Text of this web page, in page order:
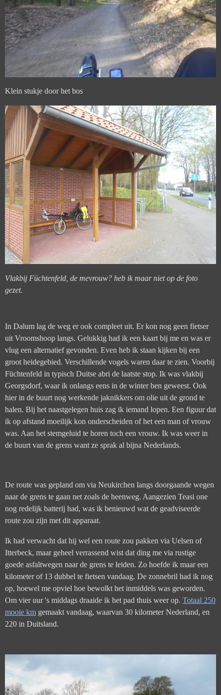
Klein stukje door het bos
Vlakbij Füchtenfeld, de mevrouw? heb ik maar niet op de foto
gezet.
In Dalum lag de weg er ook compleet uit. Er kon nog geen fietser
uit Vroomshoop langs. Gelukkig had ik een kaart bij me en was er
vlug een alternatief gevonden. Even heb ik staan kijken bij een
groot heidegebied. Verschillende vogels waren daar te zien. Voorbij
Füchtenfeld in typisch Duitse abri de laatste stop. Ik was vlakbij
Georgsdorf, waar ik onlangs eens in de winter ben geweest. Ook
hier in de buurt nog werkende jaknikkers om olie uit de grond te
halen. Bij het naastgelegen huis zag ik iemand lopen. Een figuur dat
ik op afstand moeilijk kon onderscheiden of het een man of vrouw
was. Aan het stemgeluid te horen toch een vrouw. Ik was weer in
de buurt van de grens want ze sprak al bijna Nederlands.
De route was gepland om via Neukirchen langs doorgaande wegen
naar de grens te gaan net zoals de heenweg. Aangezien Teasi one
nog redelijk batterij had, was ik benieuwd wat de geadviseerde
route zou zijn met dit apparaat.
Ik had verwacht dat hij wel een route zou pakken via Uelsen of
Itterbeck, maar geheel verrassend wist dat ding me via rustige
goede asfaltwegen naar de grens te leiden. Zo hoefde ik maar een
kilometer of 13 dubbel te fietsen vandaag. De zonnebril had ik nog
op, hoewel me opviel hoe bewolkt het inmiddels was geworden.
Om vier uur 's middags draaide ik het pad thuis weer op. Totaal 250
mooie km gemaakt vandaag, waarvan 30 kilometer Nederland, en
220 in Duitsland.